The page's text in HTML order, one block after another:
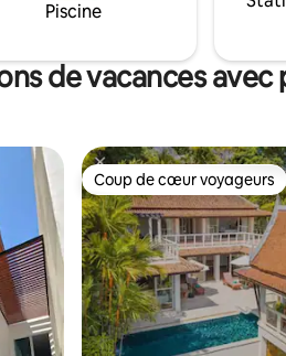
et il vous attend
Piscine
de vacances avec
appréciés Coup de cœur voyageurs
Coup de cœur voyageurs